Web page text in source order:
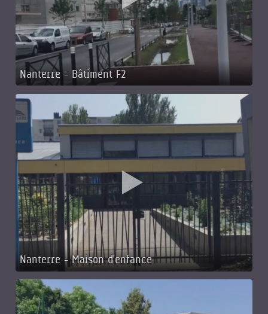
Nanterre - Bâtiment F2
Nanterre - Maison d'enfance